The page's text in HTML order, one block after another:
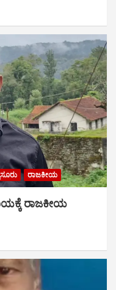
ರಾಜಕೀಯ
ರಾಜಕೀಯ